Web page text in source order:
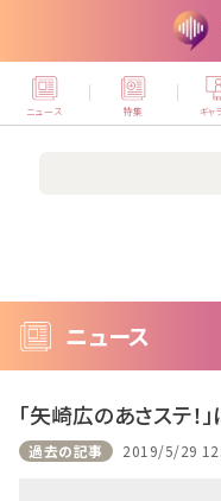
ニュース 特集 ギャ
ニュース
「矢崎広のあさステ！
過去の記事 2019/5/29